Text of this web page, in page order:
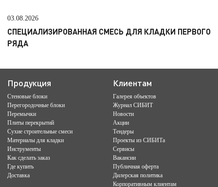
03.08.2026
СПЕЦИАЛИЗИРОВАННАЯ СМЕСЬ ДЛЯ КЛАДКИ ПЕРВОГО
РЯДА
Продукция
Стеновые блоки
Перегородочные блоки
Перемычки
Плиты перекрытий
Сухие строительные смеси
Материалы для кладки
Инструменты
Как сделать заказ
Где купить
Доставка
Клиентам
Галерея объектов
Журнал СИБИТ
Новости
Акции
Тендеры
Проекты из СИБИТа
Сервисы
Вакансии
Публичная оферта
Дилерская политика
Корпоративным клиентам